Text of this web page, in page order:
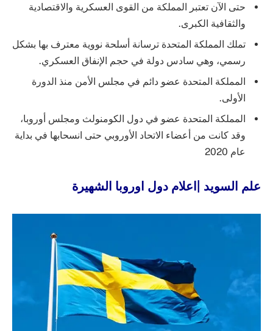
حتى الآن تعتبر المملكة من القوى العسكرية والاقتصادية
والثقافية الكبرى.
تملك المملكة المتحدة ترسانة أسلحة نووية معترف بها بشكل
رسمي، وهي سادس دولة في حجم الإنفاق العسكري.
المملكة المتحدة عضو دائم في مجلس الأمن منذ الدورة
الأولى.
المملكة المتحدة عضو في دول الكومنولث ومجلس أوروبا،
وقد كانت من أعضاء الاتحاد الأوروبي حتى انسحابها في بداية
عام 2020
علم السويد |اعلام دول اوروبا الشهيرة